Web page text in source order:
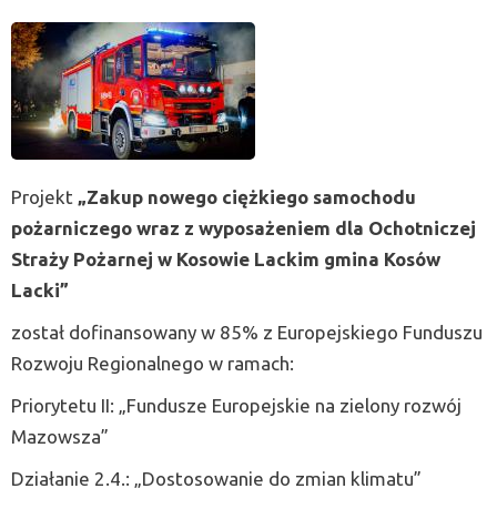
Projekt „Zakup nowego ciężkiego samochodu
pożarniczego wraz z wyposażeniem dla Ochotniczej
Straży Pożarnej w Kosowie Lackim gmina Kosów
Lacki”
został dofinansowany w 85% z Europejskiego Funduszu
Rozwoju Regionalnego w ramach:
Priorytetu II: „Fundusze Europejskie na zielony rozwój
Mazowsza”
Działanie 2.4.: „Dostosowanie do zmian klimatu”